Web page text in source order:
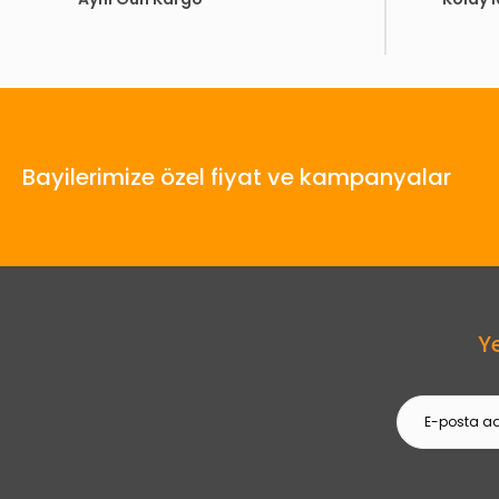
Bayilerimize özel fiyat ve kampanyalar